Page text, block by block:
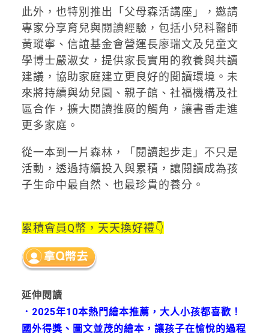
此外，也特別推出「父母森活講座」，邀請
專家分享育兒與閱讀經驗，包括小兒科醫師
黃瑽寧、信誼基金會營運長廖瑞文及兒童文
學博士嚴淑女，提供家長實用的教養與共讀
建議，協助家庭建立更良好的閱讀環境。未
來將持續與幼兒園、親子館、社福機構及社
區合作，擴大閱讀推廣的觸角，讓書香走進
更多家庭。
從一本到一片森林，「閱讀起步走」不只是
活動，透過持續投入與累積，讓閱讀成為孩
子生命中最自然、也最珍貴的養分。
累積會員Q幣，天天換好禮👇
延伸閱讀
． 2025年10本熱門繪本推薦，大人小孩都喜歡！
國外得獎、圖文並茂的繪本，讓孩子在愉悅的過程